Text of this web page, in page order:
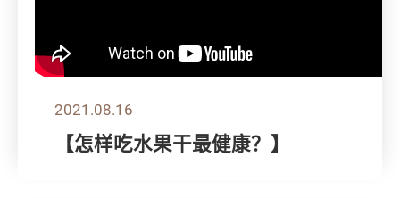
2021.08.16
【怎样吃水果干最健康？】